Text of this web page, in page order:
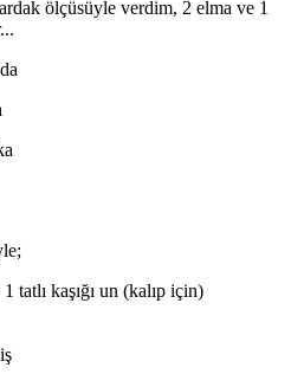
ölçüsüyle verdim, 2 elma ve 1
1 tatlı kaşığı un (kalıp için)